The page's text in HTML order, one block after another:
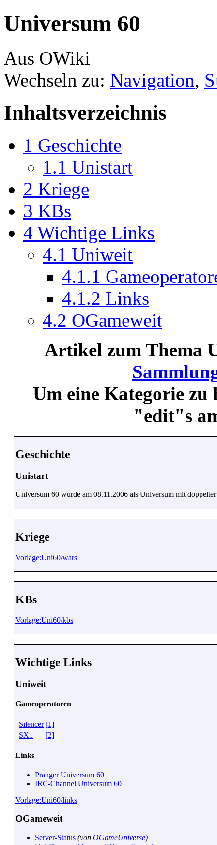
Universum 60
Aus OWiki
Wechseln zu: Navigation,
Inhaltsverzeichnis
1 Geschichte
1.1 Unistart
2 Kriege
3 KBs
4 Wichtige Links
4.1 Uniweit
4.1.1
4.1.2 Links
4.2 OGameweit
Artikel zum Thema
Um eine Kategorie zu
"edit"s
Geschichte
Unistart
Universum 60 wurde am 08.11.2006 als Universum mit
Kriege
Vorlage:Uni60/wars
KBs
Vorlage:Uni60/kbs
Wichtige Links
Uniweit
Gameoperatoren
Silencer [1]
SX1
[2]
Links
Pranger Universum 60
IRC-Channel Universum 60
Vorlage:Uni60/links
OGameweit
Server-Status (von OGameUniverse)